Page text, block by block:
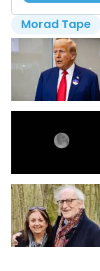
Morad Tape
Lees ook